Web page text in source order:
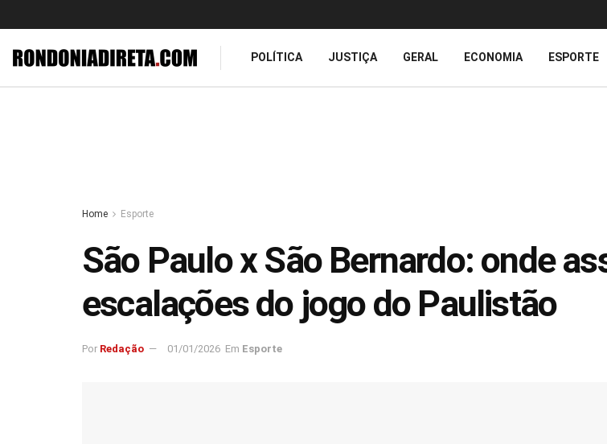
POLÍTICA JUSTIÇA GERAL ECONOMIA ESPORTE
Home Esporte
São Paulo x São Bernardo: onde
escalações do jogo do Paulistão
Por Redação 01/01/2026 Em Esporte